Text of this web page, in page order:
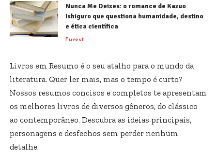
Nunca Me Deixes: o romance de Kazuo
Ishiguro que questiona humanidade, destino
e ética científica
Fuvest
Livros em Resumo é o seu atalho para o mundo da
literatura. Quer ler mais, mas o tempo é curto?
Nossos resumos concisos e completos te apresentam
os melhores livros de diversos gêneros, do clássico
ao contemporâneo. Descubra as ideias principais,
personagens e desfechos sem perder nenhum
detalhe.